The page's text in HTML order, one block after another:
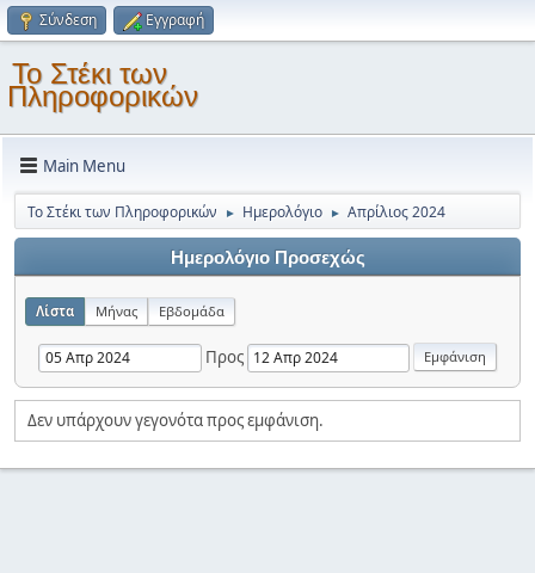
Σύνδεση Εγγραφή
Το Στέκι των
Πληροφορικών
Main Menu
Το Στέκι των Πληροφορικών ► Ημερολόγιο ► Απρίλιος 2024
Ημερολόγιο Προσεχώς
Λίστα Μήνας Εβδομάδα
Προς
Δεν υπάρχουν γεγονότα προς εμφάνιση.